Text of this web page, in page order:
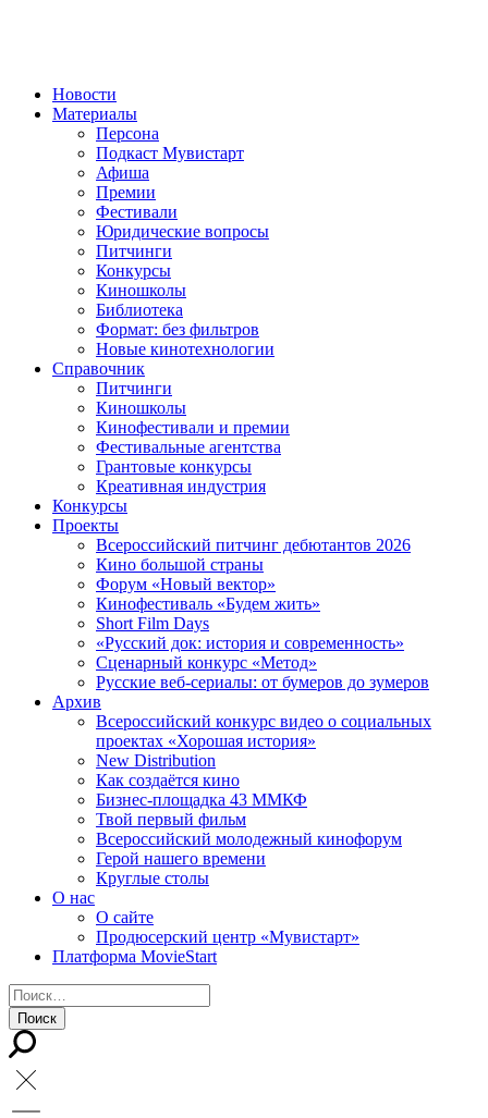
Новости
Материалы
Персона
Подкаст Мувистарт
Афиша
Премии
Фестивали
Юридические вопросы
Питчинги
Конкурсы
Киношколы
Библиотека
Формат: без фильтров
Новые кинотехнологии
Справочник
Питчинги
Киношколы
Кинофестивали и премии
Фестивальные агентства
Грантовые конкурсы
Креативная индустрия
Конкурсы
Проекты
Всероссийский питчинг дебютантов 2026
Кино большой страны
Форум «Новый вектор»
Кинофестиваль «Будем жить»
Short Film Days
«Русский док: история и современность»
Сценарный конкурс «Метод»
Русские веб-сериалы: от бумеров до зумеров
Архив
Всероссийский конкурс видео о социальных
проектах «Хорошая история»
New Distribution
Как создаётся кино
Бизнес-площадка 43 ММКФ
Твой первый фильм
Всероссийский молодежный кинофорум
Герой нашего времени
Круглые столы
О нас
О сайте
Продюсерский центр «Мувистарт»
Платформа MovieStart